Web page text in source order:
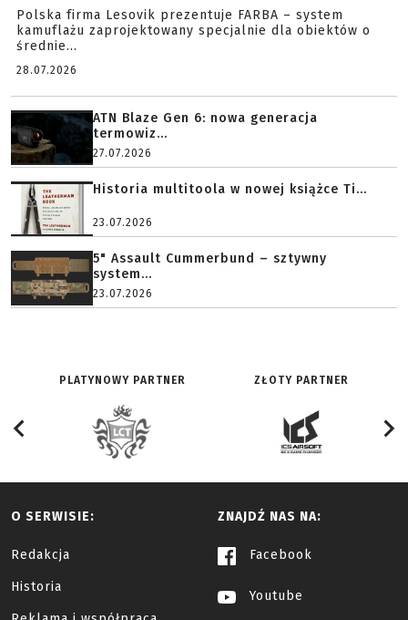
Polska firma Lesovik prezentuje FARBA – system
kamuflażu zaprojektowany specjalnie dla obiektów o
średnie...
28.07.2026
ATN Blaze Gen 6: nowa generacja
termowiz...
27.07.2026
Historia multitoola w nowej książce Ti...
23.07.2026
5" Assault Cummerbund – sztywny
system...
23.07.2026
PLATYNOWY PARTNER ZŁOTY PARTNER
O SERWISIE:
Redakcja
Historia
ZNAJDŹ NAS NA:
Facebook
Youtube